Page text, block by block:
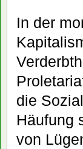
In der
die
Häufung
von